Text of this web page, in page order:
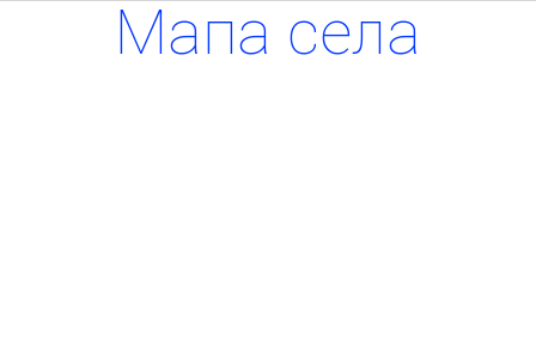
Мапа села